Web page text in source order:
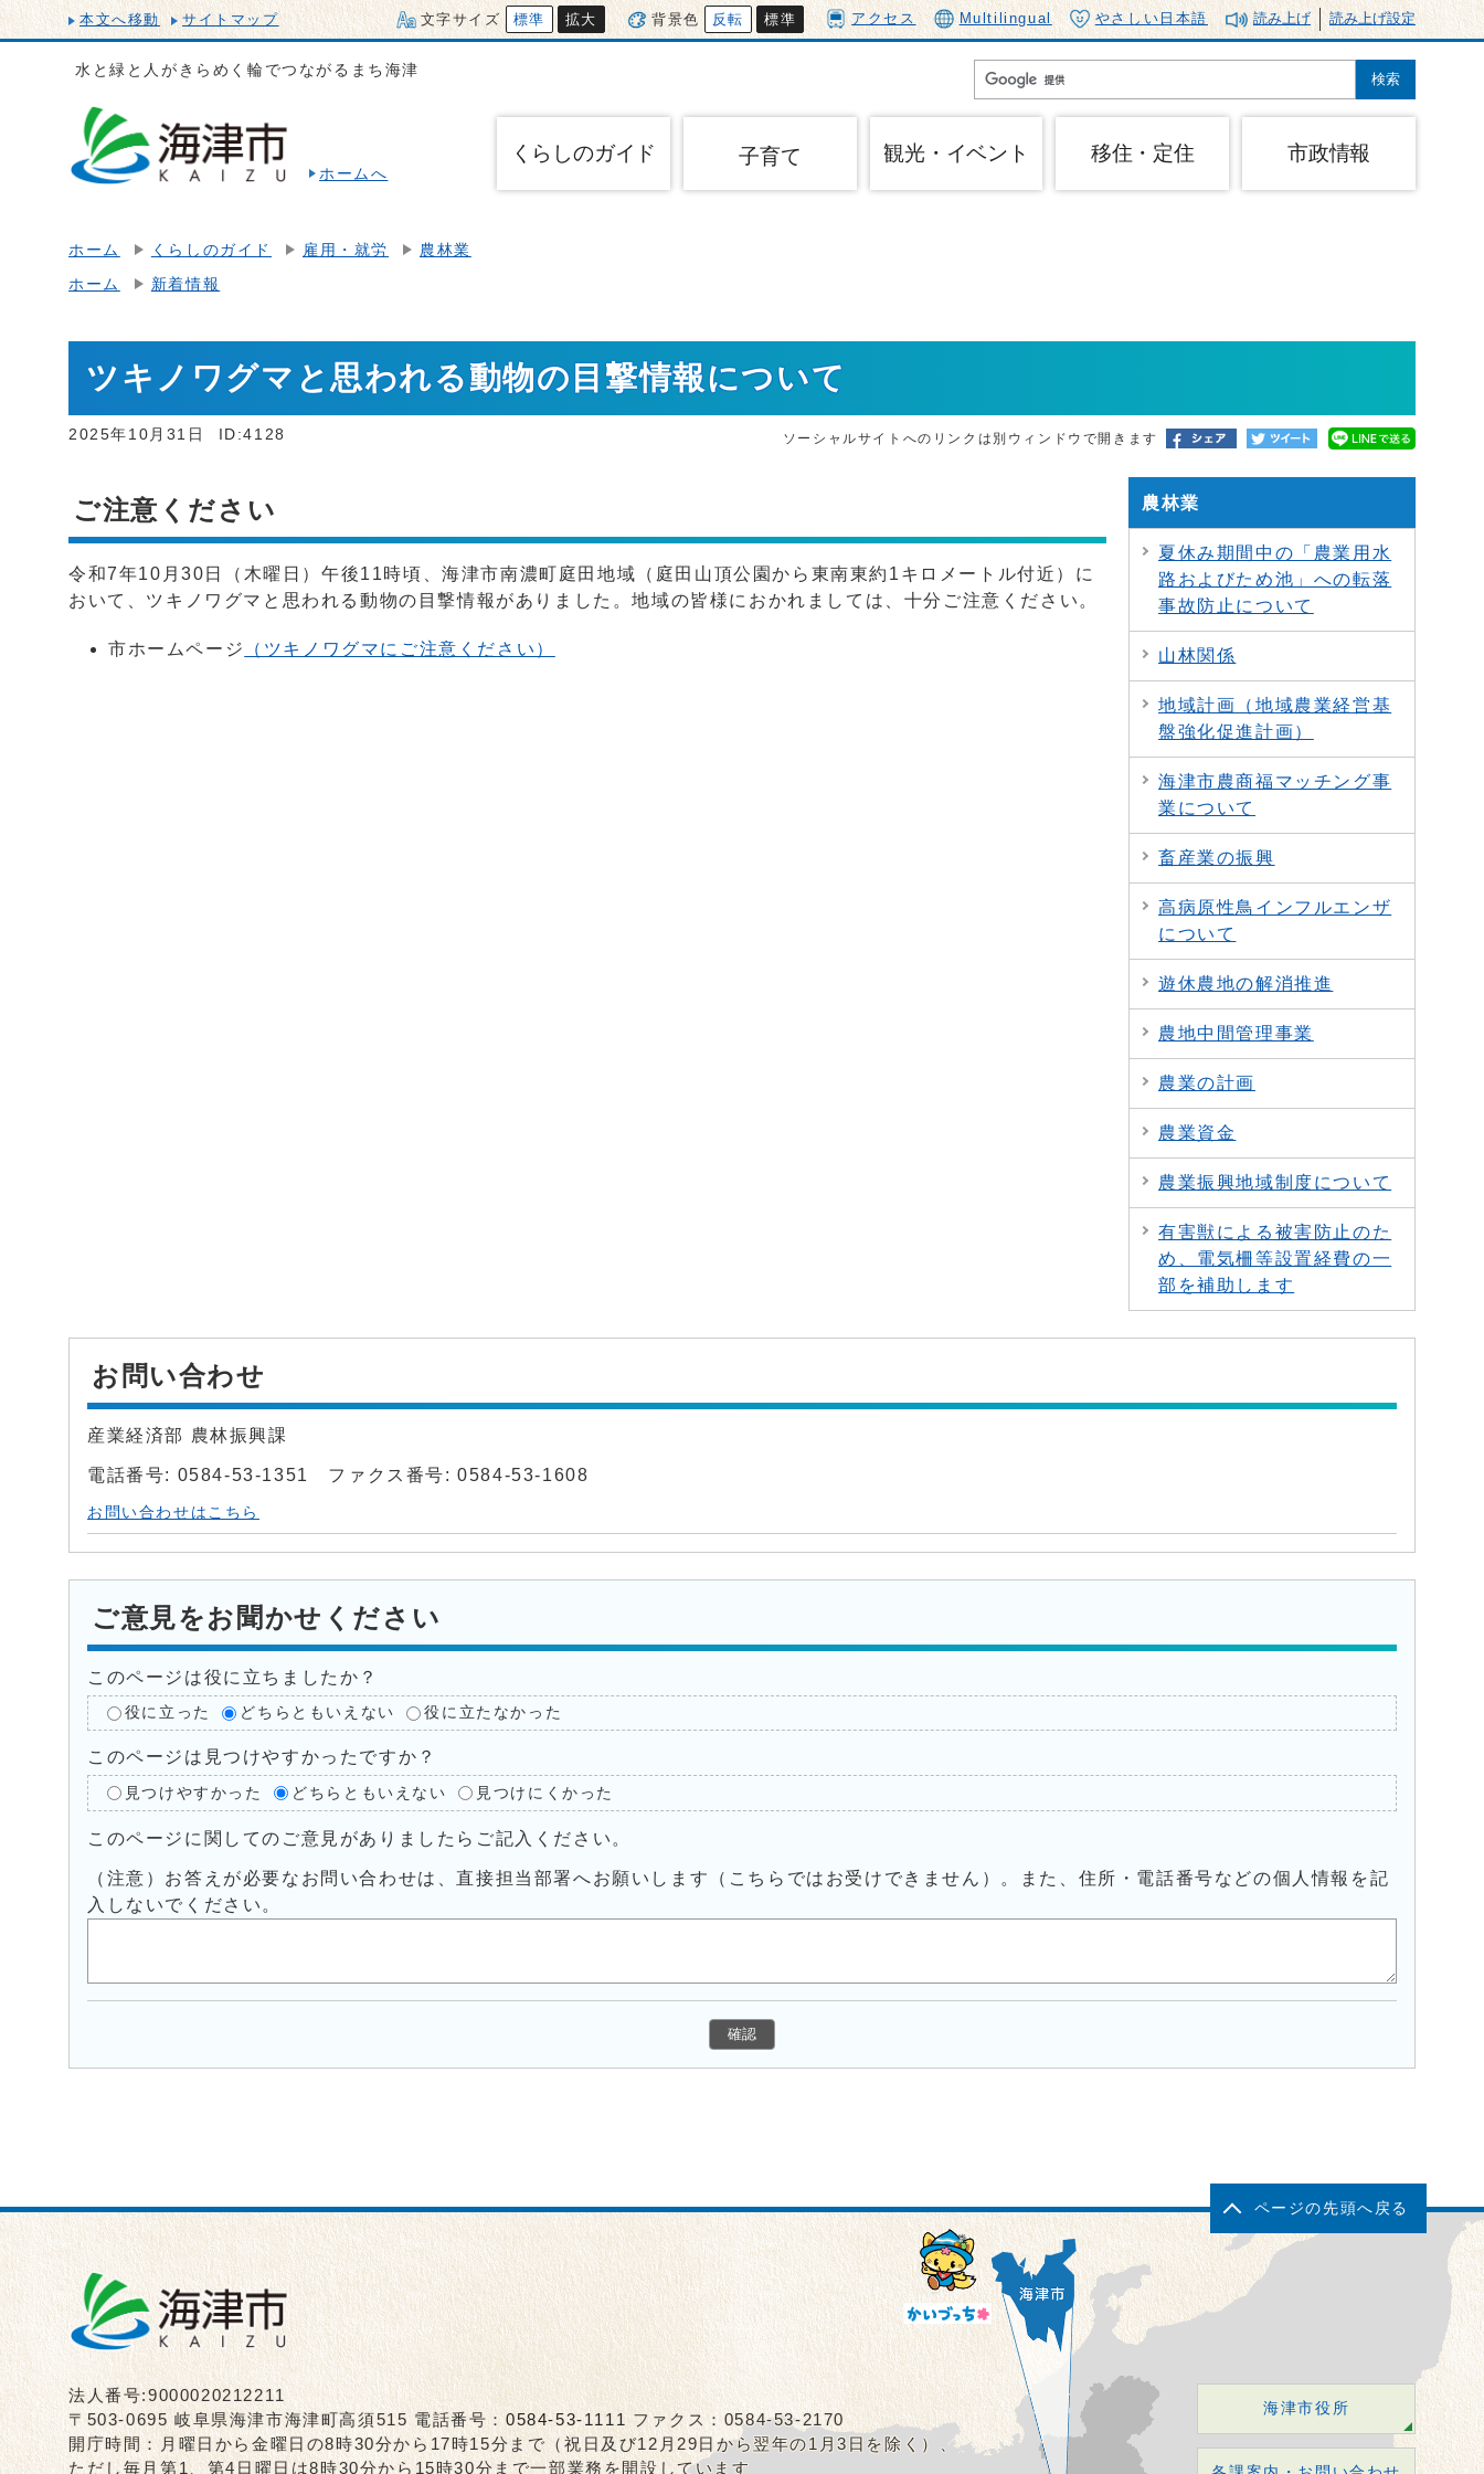
本文へ移動 サイトマップ 文字サイズ 標準 拡大 背景色 反転 標準 アクセス Multilingual やさしい日本語 読み上げ 読み上げ設定
水と緑と人がきらめく輪でつながるまち海津
ホームへ
くらしのガイド 子育て 観光・イベント 移住・定住 市政情報
ホーム くらしのガイド 雇用・就労 農林業
ホーム 新着情報
ツキノワグマと思われる動物の目撃情報について
2025年10月31日 ID:4128 ソーシャルサイトへのリンクは別ウィンドウで開きます
ご注意ください
令和7年10月30日（木曜日）午後11時頃、海津市南濃町庭田地域（庭田山頂公園から東南東約1キロメートル付近）に
おいて、ツキノワグマと思われる動物の目撃情報がありました。地域の皆様におかれましては、十分ご注意ください。
市ホームページ （ツキノワグマにご注意ください）
農林業
夏休み期間中の「農業用水
路およびため池」への転落
事故防止について
山林関係
地域計画（地域農業経営基
盤強化促進計画）
海津市農商福マッチング事
業について
畜産業の振興
高病原性鳥インフルエンザ
について
遊休農地の解消推進
農地中間管理事業
農業の計画
農業資金
農業振興地域制度について
有害獣による被害防止のた
め、電気柵等設置経費の一
部を補助します
お問い合わせ
産業経済部 農林振興課
電話番号: 0584-53-1351 ファクス番号: 0584-53-1608
お問い合わせはこちら
ご意見をお聞かせください
このページは役に立ちましたか？
役に立った どちらともいえない 役に立たなかった
このページは見つけやすかったですか？
見つけやすかった どちらともいえない 見つけにくかった
このページに関してのご意見がありましたらご記入ください。
（注意）お答えが必要なお問い合わせは、直接担当部署へお願いします（こちらではお受けできません）。また、住所・電話番号などの個人情報を記
入しないでください。
ページの先頭へ戻る
法人番号:9000020212211
〒503-0695 岐阜県海津市海津町高須515 電話番号：0584-53-1111ファクス：0584-53-2170
開庁時間：月曜日から金曜日の8時30分から17時15分まで（祝日及び12月29日から翌年の1月3日を除く）、
ただし毎月第1、第4日曜日は8時30分から15時30分まで一部業務を開設しています
海津市役所